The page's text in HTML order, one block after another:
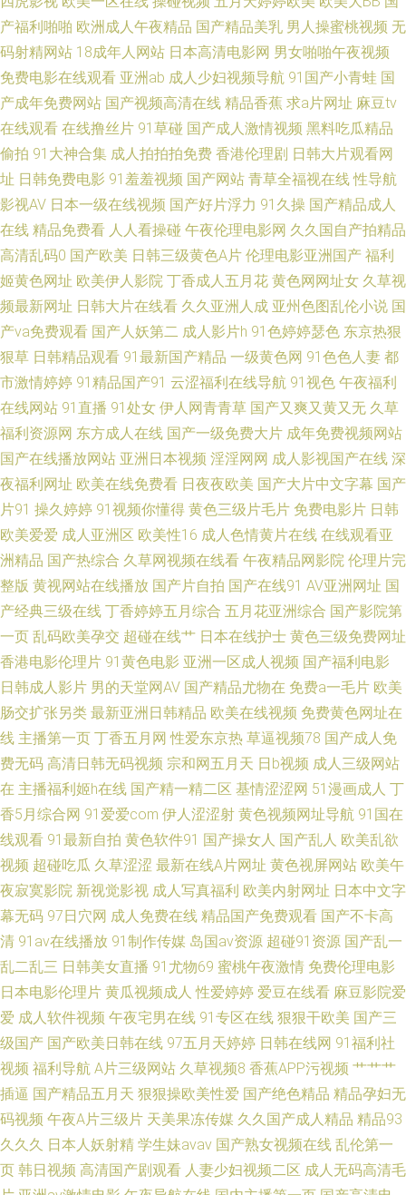
热 日韩蜜臀91 影音先锋色导航 av操超碰 国产AV理论电影 欧美大色 婷婷午
夜 97操屄视频 国产人妖调教专区 人人超色 91视频观看# 含羞草在线 欧美淫
色综合 影音AV在线资源 波多野吉衣无码 加勒比91AV 涩偷拍网 91精品变态
直播 福利网址在线导航 欧美丁香园婷婷 天天弄日日搞 91入口在线观看 岛国
大片中文字幕 美女网站91 五月天干逼网站2 97爱黄色 国产86页 老司机日日
夜夜 日韩熟女视频 中文字幕16p 国产射精视频 伊人新址 超碰人人做爱 老司
机激情网 香蕉午夜影院 变态另类色 精品人妖av 日韩快播区 91视频国产高清
大香蕉伊在线9 久久视频性交 日韩精品视频12 综合色色 另类激情 少妇超碰
在线播放 91国产人妖 超碰看自拍 另色激情 手机看片玖玖草 97人人干 久草
香蕉97 神马午夜传媒 91偷拍导航 国产香蕉视频 三级在线国产 av超碰 黑丝
性爱喷水AV 日本老熟妇毛茸茸 91成人小视频 国产精品欧美专区 亚洲三级av
麻豆91 91爱爱王 国产97福利导航 肏屄超碰 伊人成人在线 福利精品店 欧美
日韩微拍视频 一本道大香蕉伊人 wwwav天堂网 久草网站欧美 丝袜美腿噜噜
成人在线不卡视频 老司机精品网站 瑟瑟五月天 AVA在线
产福利啪啪 欧洲成人午夜精品 国产精品美乳 男人操蜜桃视频 无
码射精网站 18成年人网站 日本高清电影网 男女啪啪午夜视频
免费电影在线观看 亚洲ab 成人少妇视频导航 91国产小青蛙 国
产成年免费网站 国产视频高清在线 精品香蕉 求a片网址 麻豆tv
在线观看 在线撸丝片 91草碰 国产成人激情视频 黑料吃瓜精品
偷拍 91大神合集 成人拍拍拍免费 香港伦理剧 日韩大片观看网
址 日韩免费电影 91羞羞视频 国产网站 青草全福视在线 性导航
影视AV 日本一级在线视频 国产好片浮力 91久操 国产精品成人
在线 精品免费看 人人看操碰 午夜伦理电影网 久久国自产拍精品
高清乱码0 国产欧美 日韩三级黄色A片 伦理电影亚洲国产 福利
姬黄色网址 欧美伊人影院 丁香成人五月花 黄色网网址女 久草视
频最新网址 日韩大片在线看 久久亚洲人成 亚州色图乱伦小说 国
产va免费观看 国产人妖第二 成人影片h 91色婷婷瑟色 东京热狠
狠草 日韩精品观看 91最新国产精品 一级黄色网 91色色人妻 都
市激情婷婷 91精品国产91 云涩福利在线导航 91视色 午夜福利
在线网站 91直播 91处女 伊人网青青草 国产又爽又黄又无 久草
福利资源网 东方成人在线 国产一级免费大片 成年免费视频网站
国产在线播放网站 亚洲日本视频 淫淫网网 成人影视国产在线 深
夜福利网址 欧美在线免费看 日夜夜欧美 国产大片中文字幕 国产
片91 操久婷婷 91视频你懂得 黄色三级片毛片 免费电影片 日韩
欧美爱爱 成人亚洲区 欧美性16 成人色情黄片在线 在线观看亚
洲精品 国产热综合 久草网视频在线看 午夜精品网影院 伦理片完
整版 黄视网站在线播放 国产片自拍 国产在线91 AV亚洲网址 国
产经典三级在线 丁香婷婷五月综合 五月花亚洲综合 国产影院第
一页 乱码欧美孕交 超碰在线艹 日本在线护士 黄色三级免费网址
香港电影伦理片 91黄色电影 亚洲一区成人视频 国产福利电影
日韩成人影片 男的天堂网AV 国产精品尤物在 免费a一毛片 欧美
肠交扩张另类 最新亚洲日韩精品 欧美在线视频 免费黄色网址在
线 主播第一页 丁香五月网 性爱东京热 草逼视频78 国产成人免
费无码 高清日韩无码视频 宗和网五月天 日b视频 成人三级网站
在 主播福利姬h在线 国产精一精二区 基情涩涩网 51漫画成人 丁
香5月综合网 91爱爱com 伊人涩涩射 黄色视频网址导航 91国在
线观看 91最新自拍 黄色软件91 国产操女人 国产乱人 欧美乱欲
视频 超碰吃瓜 久草涩涩 最新在线A片网址 黄色视屏网站 欧美午
夜寂寞影院 新视觉影视 成人写真福利 欧美内射网址 日本中文字
幕无码 97日穴网 成人免费在线 精品国产免费观看 国产不卡高
清 91av在线播放 91制作传媒 岛国av资源 超碰91资源 国产乱一
乱二乱三 日韩美女直播 91尤物69 蜜桃午夜激情 免费伦理电影
日本电影伦理片 黄瓜视频成人 性爱婷婷 爱豆在线看 麻豆影院爱
爱 成人软件视频 午夜宅男在线 91专区在线 狠狠干欧美 国产三
级国产 国产欧美日韩在线 97五月天婷婷 日韩在线网 91福利社
视频 福利导航 A片三级网站 久草视频8 香蕉APP污视频 艹艹艹
插逼 国产精品五月天 狠狠操欧美性爱 国产绝色精品 精品孕妇无
码视频 午夜A片三级片 天美果冻传媒 久久国产成人精品 精品93
久久久 日本人妖射精 学生妹avav 国产熟女视频在线 乱伦第一
页 韩日视频 高清国产剧观看 人妻少妇视频二区 成人无码高清毛